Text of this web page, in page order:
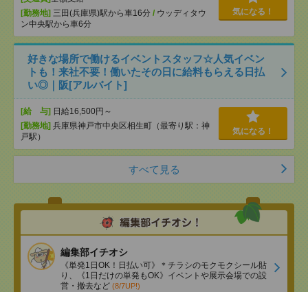
[勤務地] 三田(兵庫県)駅から車16分 / ウッディタウ
ン中央駅から車6分
気になる！
好きな場所で働けるイベントスタッフ☆人気イベン
トも！来社不要！働いたその日に給料もらえる日払
い◎｜阪[アルバイト]
[給 与] 日給16,500円～
[勤務地] 兵庫県神戸市中央区相生町（最寄り駅：神
戸駅）
気になる！
すべて見る
編集部イチオシ
《単発1日OK！日払い可》＊チラシのモクモクシール貼
り、《1日だけの単発もOK》イベントや展示会場での設
営・撤去など (8/7UP!)